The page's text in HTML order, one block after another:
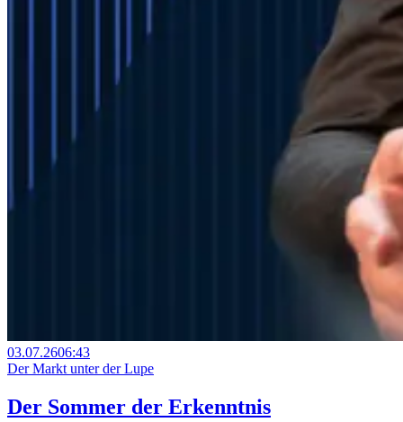
03.07.2606:43
Der Markt unter der Lupe
Der Sommer der Erkenntnis